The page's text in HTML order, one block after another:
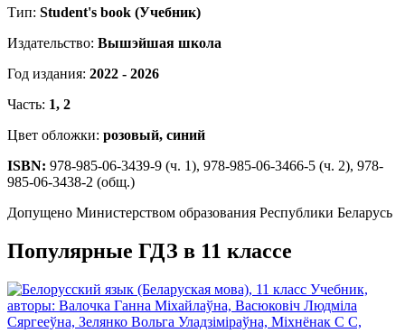
Тип: Student's book (Учебник)
Издательство: Вышэйшая школа
Год издания: 2022 - 2026
Часть: 1, 2
Цвет обложки: розовый, синий
ISBN: 978-985-06-3439-9 (ч. 1), 978-985-06-3466-5 (ч. 2), 978-
985-06-3438-2 (общ.)
Допущено Министерством образования Республики Беларусь
Популярные ГДЗ в 11 классе